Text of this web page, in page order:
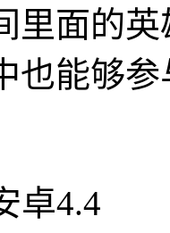
里面的
也能够
卓4.4